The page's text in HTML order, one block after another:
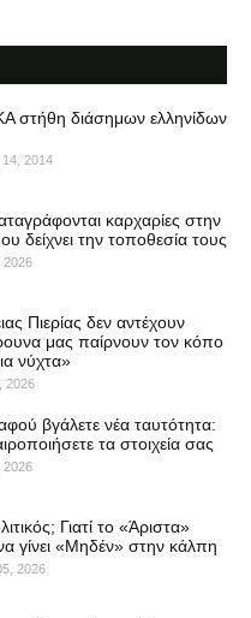
στήθη διάσημων ελληνίδων
14, 2014
καρχαρίες στην
δείχνει την τοποθεσία τους
2026
Πιερίας δεν αντέχουν
μας παίρνουν τον κόπο
νύχτα»
2026
βγάλετε νέα ταυτότητα:
τα στοιχεία σας
2026
Γιατί το «Άριστα»
γίνει «Μηδέν» στην κάλπη
2026